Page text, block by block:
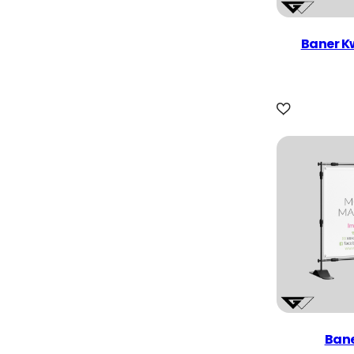
Baner